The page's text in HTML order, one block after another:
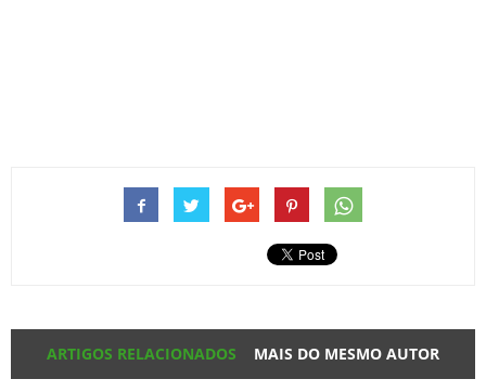
ARTIGOS RELACIONADOS MAIS DO MESMO AUTOR